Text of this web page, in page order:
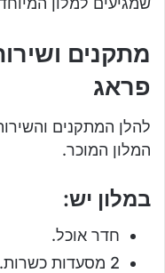
מתקנים
פראג
להלן המתקנים
המלון המוכר.
במלון יש:
חדר אוכל.
2 מסעדות כשרות.